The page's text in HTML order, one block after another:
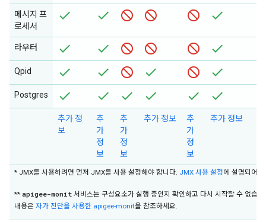
메시지 프
로세서
라우터
Qpid
Postgres
추가 정
보
추
가
정
보
추
가
정
보
추가 정보
추
가
정
보
추가 정보
* JMX를 사용하려면 먼저 JMX를 사용 설정해야 합니다. JMX 사용 설정에 설명되어
** apigee-monit 서비스는 구성요소가 실행 중인지 확인하고 다시 시작할 수 없습
내용은 자가 진단을 사용한 apigee-monit을 참조하세요.